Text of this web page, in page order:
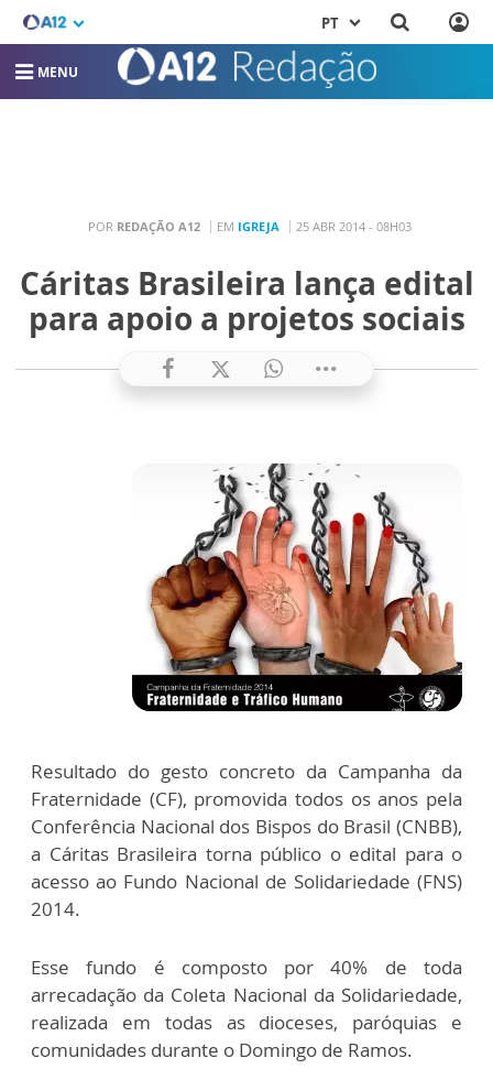
PT
MENU
POR REDAÇÃO A12 EM IGREJA 25 ABR 2014 - 08H03
Cáritas Brasileira lança edital
para apoio a projetos sociais
Resultado do gesto concreto da Campanha da
Fraternidade (CF), promovida todos os anos pela
Conferência Nacional dos Bispos do Brasil (CNBB),
a Cáritas Brasileira torna público o edital para o
acesso ao Fundo Nacional de Solidariedade (FNS)
2014.
Esse fundo é composto por 40% de toda
arrecadação da Coleta Nacional da Solidariedade,
realizada em todas as dioceses, paróquias e
comunidades durante o Domingo de Ramos.